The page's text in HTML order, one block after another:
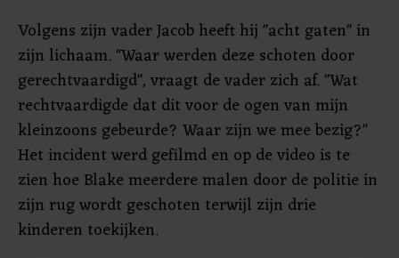
Volgens zijn vader Jacob heeft hij "acht gaten" in
zijn lichaam. "Waar werden deze schoten door
gerechtvaardigd", vraagt de vader zich af. "Wat
rechtvaardigde dat dit voor de ogen van mijn
kleinzoons gebeurde? Waar zijn we mee bezig?"
Het incident werd gefilmd en op de video is te
zien hoe Blake meerdere malen door de politie in
zijn rug wordt geschoten terwijl zijn drie
kinderen toekijken.